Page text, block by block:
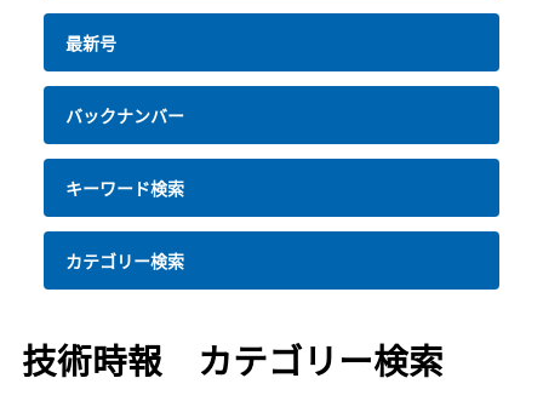
最新号
バックナンバー
キーワード検索
カテゴリー検索
技術時報 カテゴリー検索